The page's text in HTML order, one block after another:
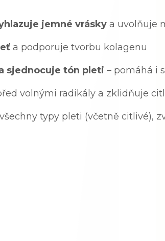
jemné vrásky a uvolňuje
a podporuje tvorbu kolagenu
sjednocuje tón pleti – pomáhá i
volnými radikály a zklidňuje
typy pleti (včetně citlivé),